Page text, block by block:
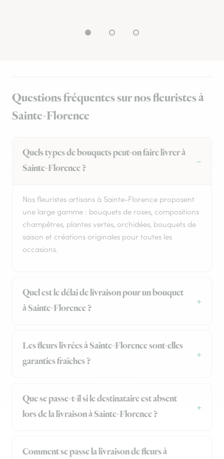
Questions fréquentes sur nos fleuristes à
Sainte-Florence
Quels types de bouquets peut-on faire livrer à
Sainte-Florence ?
Nos fleuristes artisans à Sainte-Florence proposent
une large gamme : bouquets de roses, compositions
champêtres, plantes vertes, orchidées, bouquets de
saison et créations originales pour toutes les
occasions.
Quel est le délai de livraison pour un bouquet
à Sainte-Florence ?
Les fleurs livrées à Sainte-Florence sont-elles
garanties fraîches ?
Que se passe-t-il si le destinataire est absent
lors de la livraison à Sainte-Florence ?
Comment se passe la livraison de fleurs à